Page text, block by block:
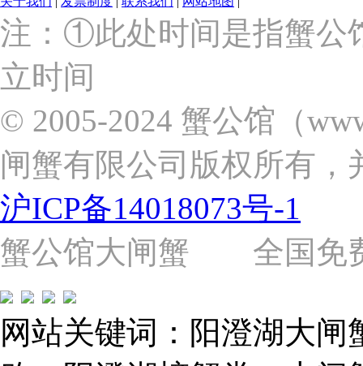
上
海
市
浦
东
区
杨
路
号
（靠
近
苗
圃
路）
Tel:
021-
62243579
E-
mail:
注：①此处时间是指蟹公
立时间
© 2005-2024 蟹公馆（
闸蟹有限公司版权所有，
沪ICP备14018073号-1
蟹公馆大闸蟹 全国免费
网站关键词：阳澄湖大